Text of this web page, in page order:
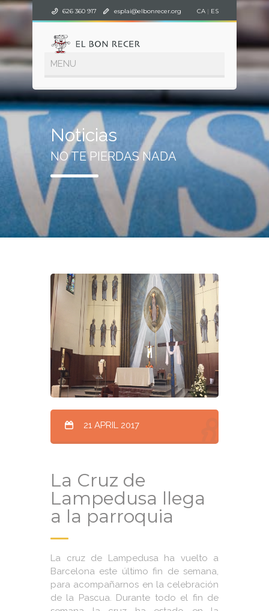
626 360 917 esplai@elbonrecer.org CA | ES
Noticias
NO TE PIERDAS NADA
21 APRIL 2017
La Cruz de
Lampedusa llega
a la parroquia
La cruz de Lampedusa ha vuelto a
Barcelona este último fin de semana,
para acompañarnos en la celebración
de la Pascua. Durante todo el fin de